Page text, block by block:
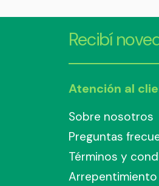
Recibí
Atención al
Sobre nosotros
Preguntas
Términos y